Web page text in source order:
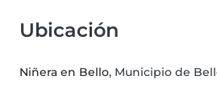
Ubicación
Niñera en Bello, Municipio de